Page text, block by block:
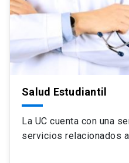
Salud Estudiantil
La UC cuenta con una
servicios relacionados